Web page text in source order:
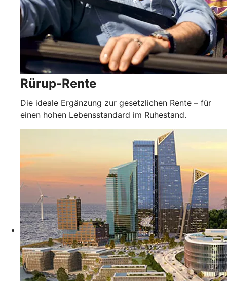
Rürup-Rente
Die ideale Ergänzung zur gesetzlichen Rente – für
einen hohen Lebensstandard im Ruhestand.